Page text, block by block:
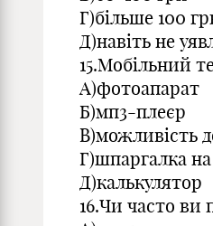
Г)більше 100
Д)навіть не
15.Мобільний
А)фотоапарат
Б)мп3-плеєр
В)можливість
Г)шпаргалка
Д)калькулятор
16.Чи часто